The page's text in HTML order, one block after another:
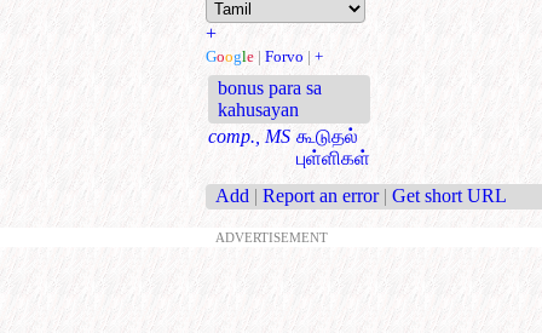
+
Google | Forvo | +
bonus para sa
kahusayan
comp., MS கூடுதல்
புள்ளிகள்
Add | Report an error | Get short URL
ADVERTISEMENT